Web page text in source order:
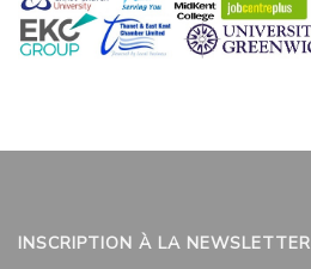
INSCRIPTION À LA NEWSLETTER